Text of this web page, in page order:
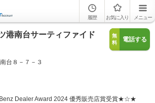
履歴 お気に入り メニュー
港南台サーティファイド
台８－７－３
無
料
電話する
Dealer Award 2024 優秀販売店賞受賞★☆★